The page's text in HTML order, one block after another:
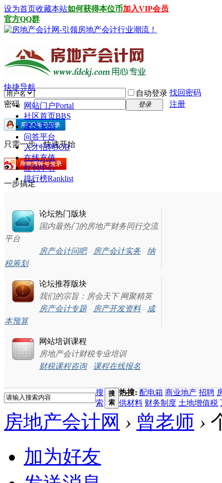
设为首页收藏本站如何获得本位币加入VIP会员
官方QQ群
自动登录 找回密码
密码
登录 注册
只需一步，快速开始
一步搞定
快捷导航
网站门户Portal
社区首页BBS
建筑安装
问答平台
人才招聘JOB
在线充值
红包中心
排行榜Ranklist
论坛热门版块
国内最热门的房地产财务同行交流
平台
房产会计问吧- 房产会计实务- 纳
税筹划
论坛推荐版块
我们的宗旨：房会天下 网聚精英
房产会计专题- 房产开发资料- 成
本预算
网站培训课程
房地产会计财税专业培训
财税课程咨询- 课程在线报名
搜
索
搜
索
热搜: 配电箱 商业地产 招聘
供材料 财务制度 土地增值税
房地产会计网 › 曾老师 ›
加为好友